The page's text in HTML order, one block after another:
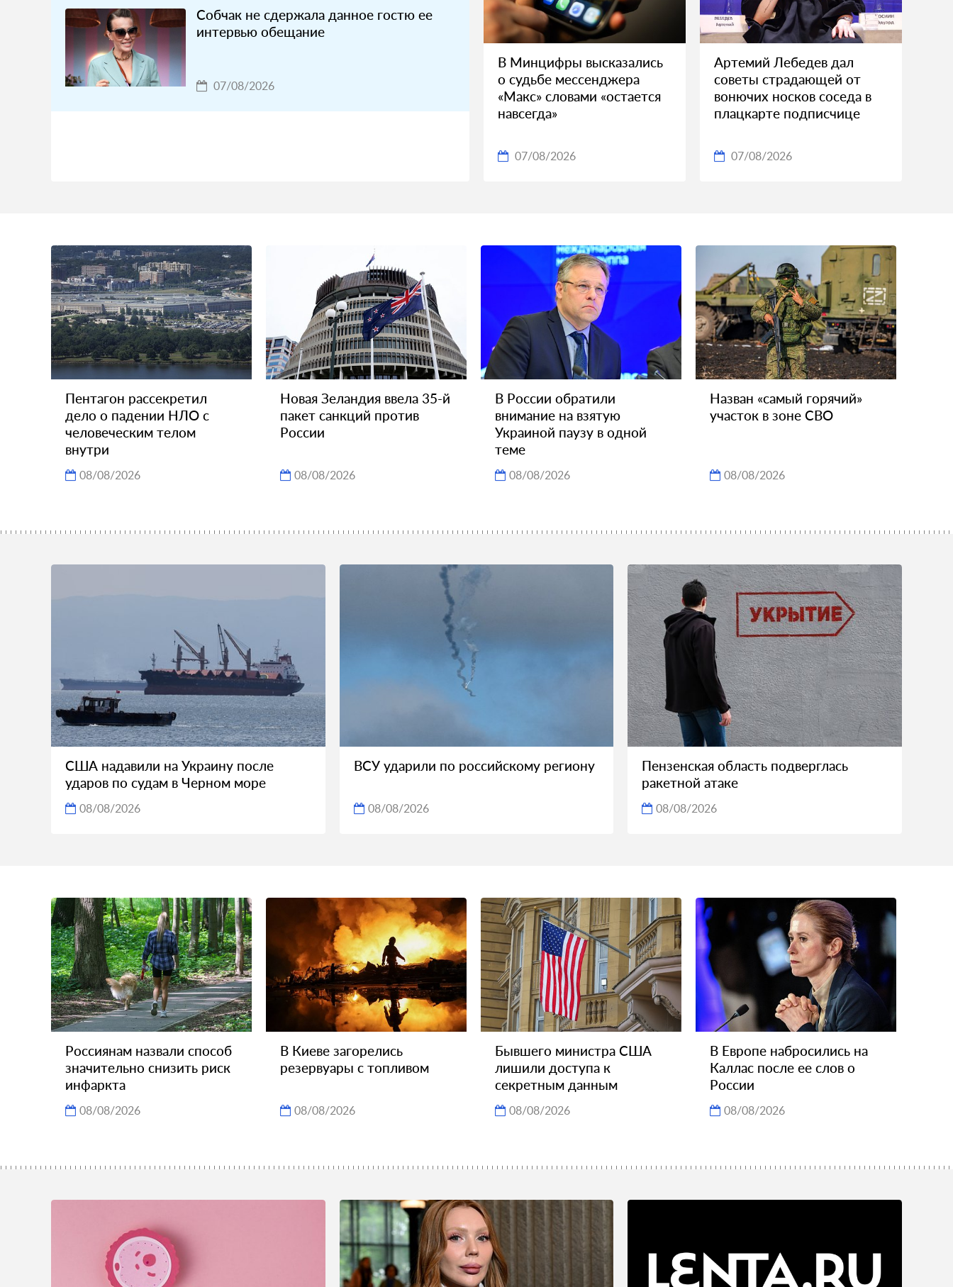
Собчак не сдержала данное гостю ее
интервью обещание
07/08/2026
В Минцифры высказались
о судьбе мессенджера
«Макс» словами «остается
навсегда»
07/08/2026
Артемий Лебедев дал
советы страдающей от
вонючих носков соседа в
плацкарте подписчице
07/08/2026
Пентагон рассекретил
дело о падении НЛО с
человеческим телом
внутри
08/08/2026
Новая Зеландия ввела 35-й
пакет санкций против
России
08/08/2026
В России обратили
внимание на взятую
Украиной паузу в одной
теме
08/08/2026
Назван «самый горячий»
участок в зоне СВО
08/08/2026
США надавили на Украину после
ударов по судам в Черном море
08/08/2026
ВСУ ударили по российскому региону
08/08/2026
Пензенская область подверглась
ракетной атаке
08/08/2026
Россиянам назвали способ
значительно снизить риск
инфаркта
08/08/2026
В Киеве загорелись
резервуары с топливом
08/08/2026
Бывшего министра США
лишили доступа к
секретным данным
08/08/2026
В Европе набросились на
Каллас после ее слов о
России
08/08/2026